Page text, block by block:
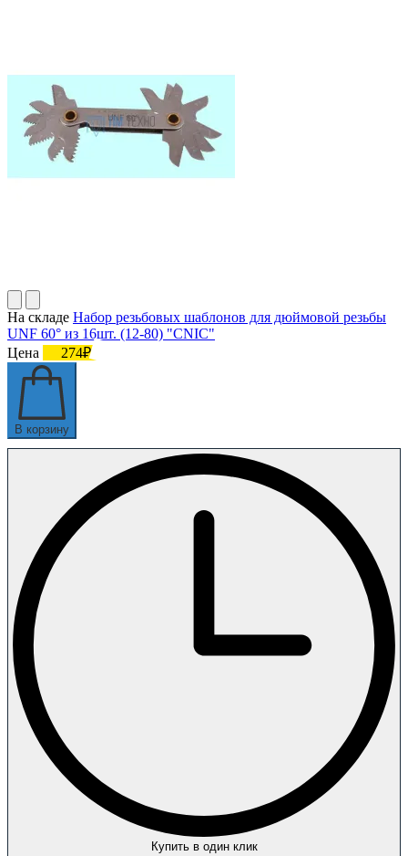
На складе Набор резьбовых шаблонов для дюймовой резьбы
UNF 60° из 16шт. (12-80) "CNIC"
Цена
274₽
В корзину
Купить в один клик